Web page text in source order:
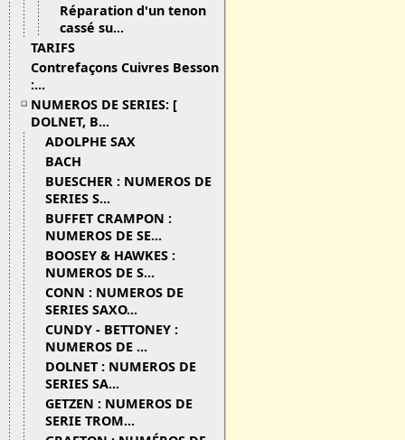
Réparation d'un tenon
cassé su...
TARIFS
Contrefaçons Cuivres Besson
:...
NUMEROS DE SERIES: [
DOLNET, B...
ADOLPHE SAX
BACH
BUESCHER : NUMEROS DE
SERIES S...
BUFFET CRAMPON :
NUMEROS DE SE...
BOOSEY & HAWKES :
NUMEROS DE S...
CONN : NUMEROS DE
SERIES SAXO...
CUNDY - BETTONEY :
NUMEROS DE ...
DOLNET : NUMEROS DE
SERIES SA...
GETZEN : NUMEROS DE
SERIE TROM...